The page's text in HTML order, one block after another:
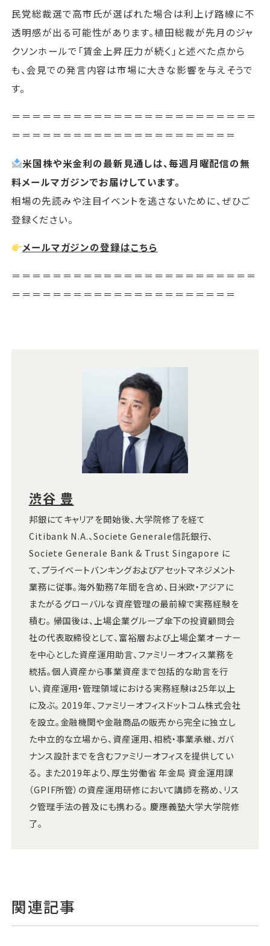
民党総裁選で高市氏が選ばれた場合は利上げ路線に不
透明感が出る可能性があります。植田総裁が先月のジャ
クソンホールで「賃金上昇圧力が続く」と述べた点から
も、会見での発言内容は市場に大きな影響を与えそうで
す。
＝＝＝＝＝＝＝＝＝＝＝＝＝＝＝＝＝＝＝＝＝＝＝＝
＝＝＝＝＝＝＝＝＝＝＝＝＝＝＝＝＝＝＝＝＝＝
米国株や米金利の最新見通しは、毎週月曜配信の無
料メールマガジンでお届けしています。
相場の先読みや注目イベントを逃さないために、ぜひご
登録ください。
メールマガジンの登録はこちら
＝＝＝＝＝＝＝＝＝＝＝＝＝＝＝＝＝＝＝＝＝＝＝＝
＝＝＝＝＝＝＝＝＝＝＝＝＝＝＝＝＝＝＝＝＝＝
渋谷 豊
邦銀にてキャリアを開始後、大学院修了を経て
Citibank N.A.、Societe Generale信託銀行、
Societe Generale Bank & Trust Singapore に
て、プライベートバンキングおよびアセットマネジメント
業務に従事。海外勤務7年間を含め、日米欧・アジアに
またがるグローバルな資産管理の最前線で実務経験を
積む。 帰国後は、上場企業グループ傘下の投資顧問会
社の代表取締役として、富裕層および上場企業オーナー
を中心とした資産運用助言、ファミリーオフィス業務を
統括。個人資産から事業資産まで包括的な助言を行
い、資産運用・管理領域における実務経験は25年以上
に及ぶ。 2019年、ファミリーオフィスドットコム株式会社
を設立。金融機関や金融商品の販売から完全に独立し
た中立的な立場から、資産運用、相続・事業承継、ガバ
ナンス設計までを含むファミリーオフィスを提供してい
る。 また2019年より、厚生労働省 年金局 資金運用課
（GPIF所管）の資産運用研修において講師を務め、リス
ク管理手法の普及にも携わる。 慶應義塾大学大学院修
了。
関連記事